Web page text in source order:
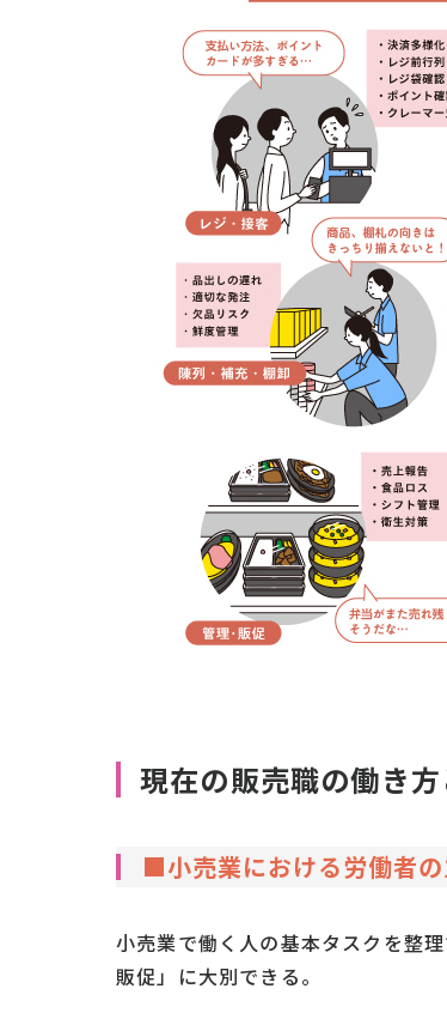
現在の販売職の働き
■小売業における労働者
小売業で働く人の基本タスクを整
販促」に大別できる。